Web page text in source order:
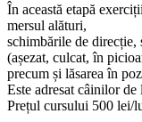
În această etapă
mersul alături,
schimbările de
(așezat, culcat, în
precum și lăsarea în
Este adresat câinilor
Prețul cursului 500 lei/